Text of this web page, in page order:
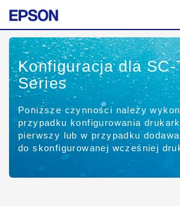
Konfiguracja dla SC-
Series
Poniższe czynności należy
przypadku konfigurowania
pierwszy lub w przypadku
do skonfigurowanej wcześniej